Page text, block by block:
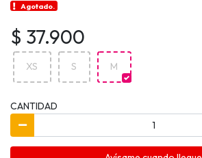
Agotado.
$ 37.900
XS S M
CANTIDAD